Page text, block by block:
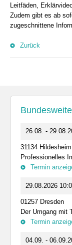
Leitfäden,
Zudem gibt es ab
zugeschnittene
Zurück
26.08. -
31134 Hildesheim
Professionelles
Termin
29.08.2026
01257 Dresden
Der Umgang mit
Termin
04.09. -